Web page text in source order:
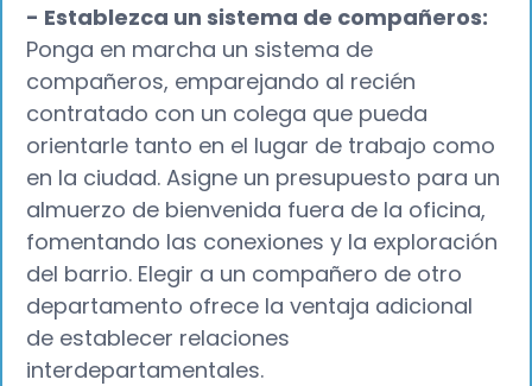
- Establezca un sistema de compañeros:
Ponga en marcha un sistema de
compañeros, emparejando al recién
contratado con un colega que pueda
orientarle tanto en el lugar de trabajo como
en la ciudad. Asigne un presupuesto para un
almuerzo de bienvenida fuera de la oficina,
fomentando las conexiones y la exploración
del barrio. Elegir a un compañero de otro
departamento ofrece la ventaja adicional
de establecer relaciones
interdepartamentales.